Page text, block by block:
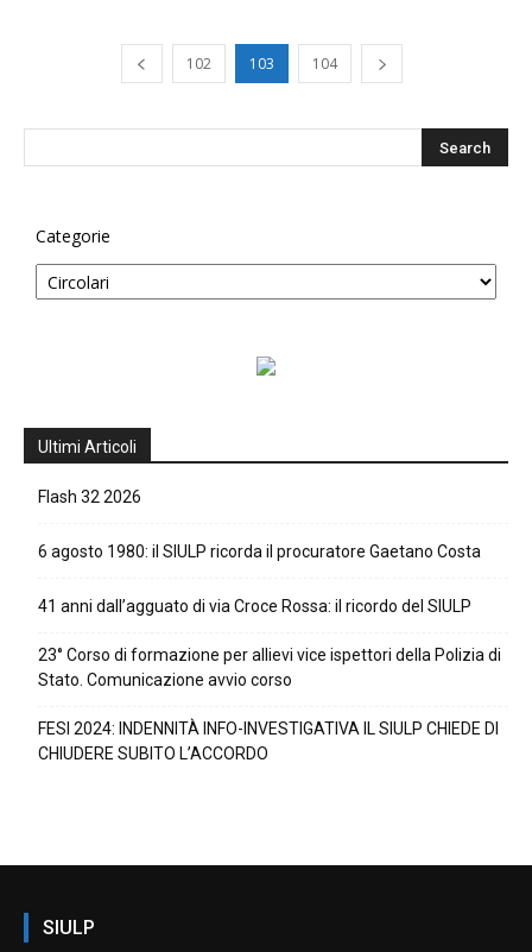
102 103 104
Categorie
Ultimi Articoli
Flash 32 2026
6 agosto 1980: il SIULP ricorda il procuratore Gaetano Costa
41 anni dall’agguato di via Croce Rossa: il ricordo del SIULP
23° Corso di formazione per allievi vice ispettori della Polizia di
Stato. Comunicazione avvio corso
FESI 2024: INDENNITÀ INFO-INVESTIGATIVA IL SIULP CHIEDE DI
CHIUDERE SUBITO L’ACCORDO
SIULP